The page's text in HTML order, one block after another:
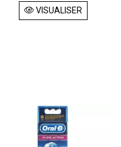
VISUALISER